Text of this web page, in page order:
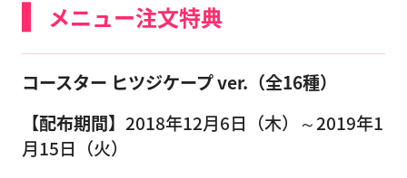
メニュー注文特典
コースター ヒツジケープ ver.（全16種）
【配布期間】 2018年12月6日（木）～2019年1
月15日（火）